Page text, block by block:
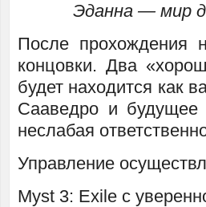
Эданна — мир
После прохождения
концовки. Два
будет находится как
Сааведро и будущее
неслабая
Управление
Myst 3: Exile с